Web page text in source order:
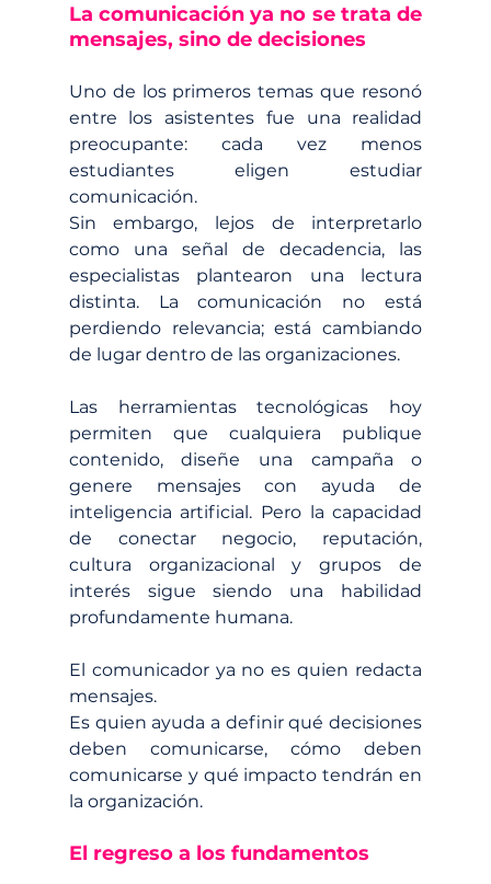
La comunicación ya no se trata de
mensajes, sino de decisiones
Uno de los primeros temas que resonó
entre los asistentes fue una realidad
preocupante: cada vez menos
estudiantes eligen estudiar
comunicación.
Sin embargo, lejos de interpretarlo
como una señal de decadencia, las
especialistas plantearon una lectura
distinta. La comunicación no está
perdiendo relevancia; está cambiando
de lugar dentro de las organizaciones.
Las herramientas tecnológicas hoy
permiten que cualquiera publique
contenido, diseñe una campaña o
genere mensajes con ayuda de
inteligencia artificial. Pero la capacidad
de conectar negocio, reputación,
cultura organizacional y grupos de
interés sigue siendo una habilidad
profundamente humana.
El comunicador ya no es quien redacta
mensajes.
Es quien ayuda a definir qué decisiones
deben comunicarse, cómo deben
comunicarse y qué impacto tendrán en
la organización.
El regreso a los fundamentos